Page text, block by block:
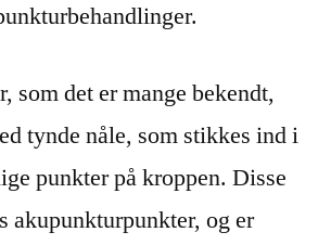
som det er mange bekendt,
tynde nåle, som stikkes ind i
punkter på kroppen. Disse
akupunkturpunkter, og er